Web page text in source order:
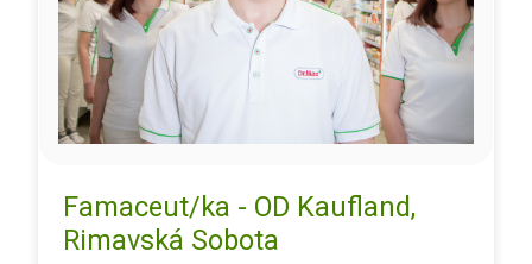
Famaceut/ka - OD Kaufland,
Rimavská Sobota